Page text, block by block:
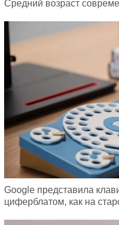
Средний возраст
Google представила
циферблатом, как на